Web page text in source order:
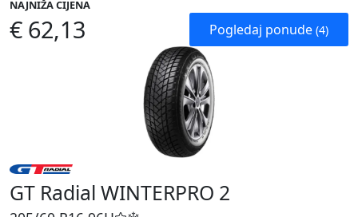
NAJNIŽA CIJENA
€ 62,13 Pogledaj ponude (4)
GT Radial WINTERPRO 2